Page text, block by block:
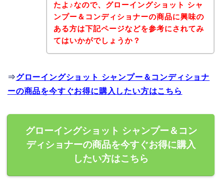
たよ♪なので、グローイングショット シャ
ンプー＆コンディショナーの商品に興味の
ある方は下記ページなどを参考にされてみ
てはいかがでしょうか？
⇒グローイングショット シャンプー＆コンディショナ
ーの商品を今すぐお得に購入したい方はこちら
グローイングショット シャンプー＆コン
ディショナーの商品を今すぐお得に購入
したい方はこちら